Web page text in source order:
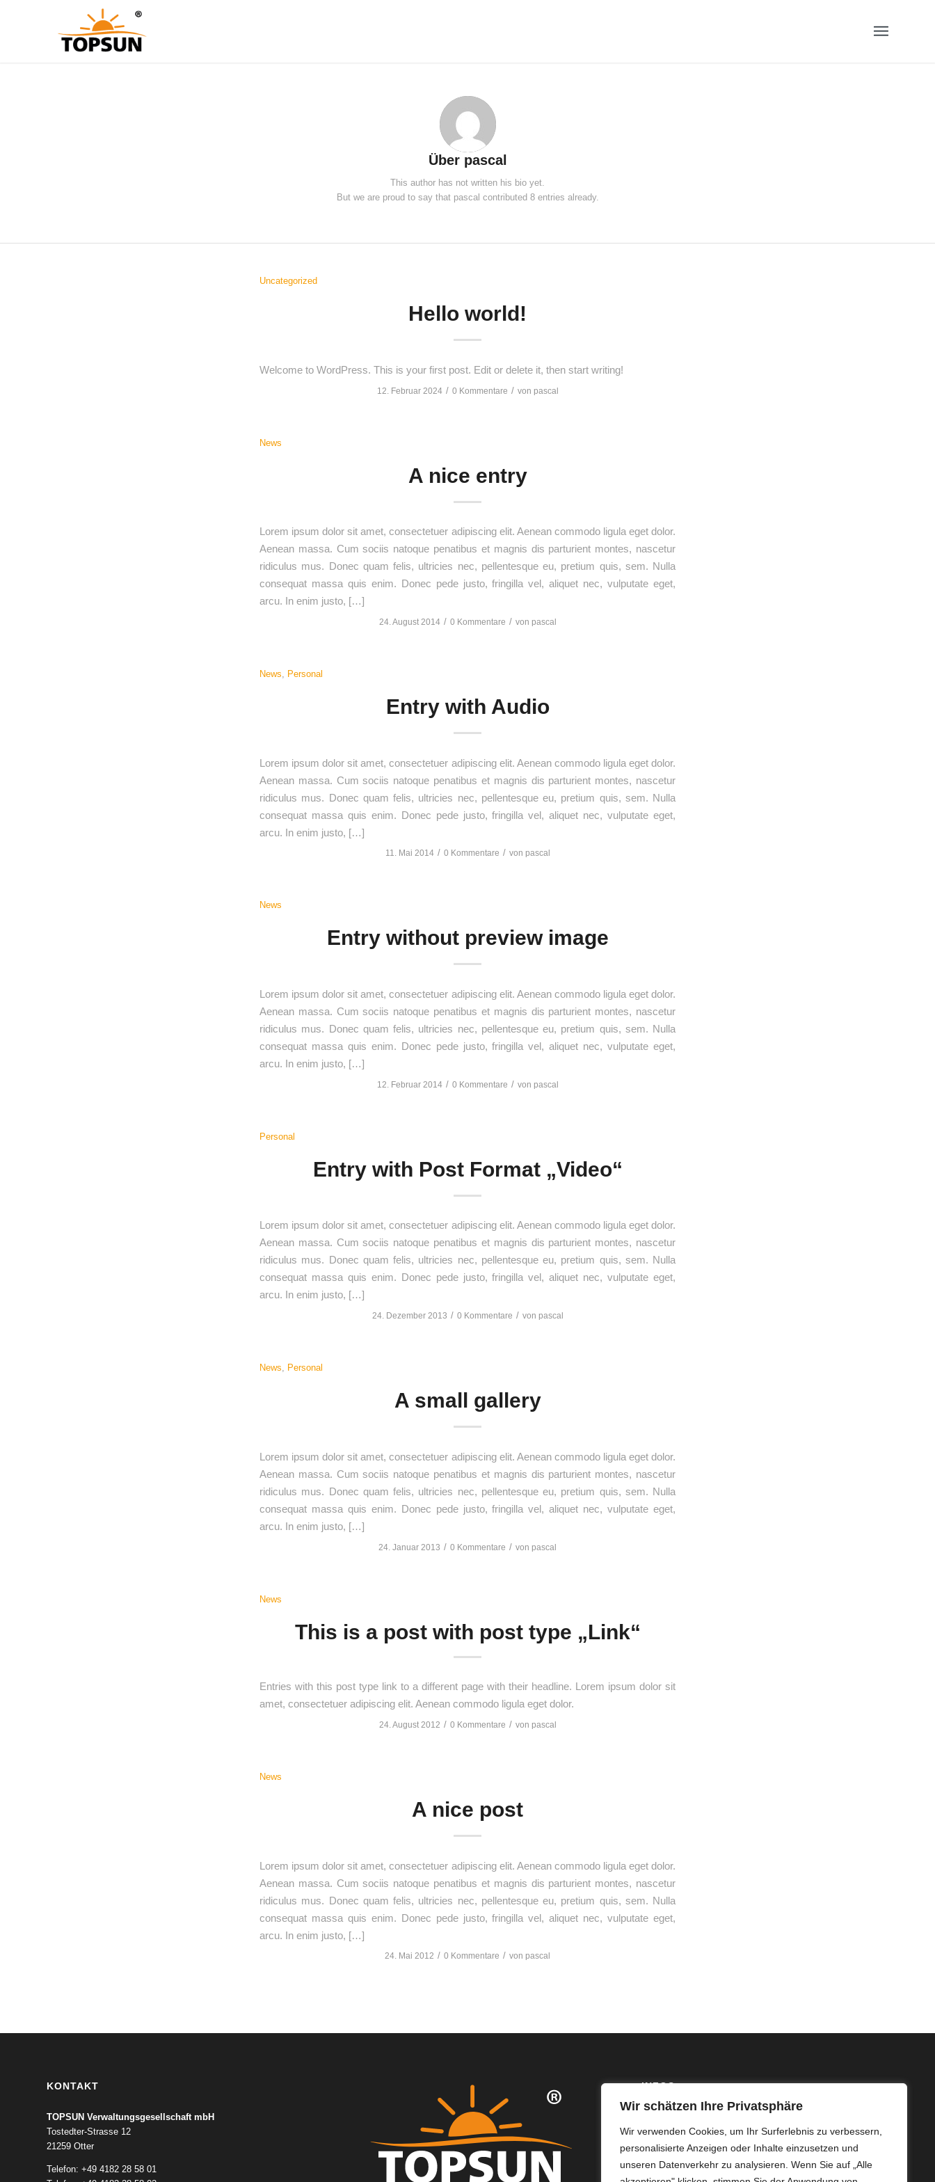
Wir schätzen Ihre Privatsphäre
Wir verwenden Cookies, um Ihr Surferlebnis zu verbessern,
personalisierte Anzeigen oder Inhalte einzusetzen und
unseren Datenverkehr zu analysieren. Wenn Sie auf „Alle
Über pascal
This author has not written his bio yet.
But we are proud to say that pascal contributed 8 entries already.
Uncategorized
Hello world!
Welcome to WordPress. This is your first post. Edit or delete it, then start writing!
12. Februar 2024 / 0 Kommentare / von pascal
News
A nice entry
Lorem ipsum dolor sit amet, consectetuer adipiscing elit. Aenean commodo ligula eget dolor.
Aenean massa. Cum sociis natoque penatibus et magnis dis parturient montes, nascetur
ridiculus mus. Donec quam felis, ultricies nec, pellentesque eu, pretium quis, sem. Nulla
consequat massa quis enim. Donec pede justo, fringilla vel, aliquet nec, vulputate eget,
arcu. In enim justo, […]
24. August 2014 / 0 Kommentare / von pascal
News Personal
Entry with Audio
Lorem ipsum dolor sit amet, consectetuer adipiscing elit. Aenean commodo ligula eget dolor.
Aenean massa. Cum sociis natoque penatibus et magnis dis parturient montes, nascetur
ridiculus mus. Donec quam felis, ultricies nec, pellentesque eu, pretium quis, sem. Nulla
consequat massa quis enim. Donec pede justo, fringilla vel, aliquet nec, vulputate eget,
arcu. In enim justo, […]
11. Mai 2014 / 0 Kommentare / von pascal
News
Entry without preview image
Lorem ipsum dolor sit amet, consectetuer adipiscing elit. Aenean commodo ligula eget dolor.
Aenean massa. Cum sociis natoque penatibus et magnis dis parturient montes, nascetur
ridiculus mus. Donec quam felis, ultricies nec, pellentesque eu, pretium quis, sem. Nulla
consequat massa quis enim. Donec pede justo, fringilla vel, aliquet nec, vulputate eget,
arcu. In enim justo, […]
12. Februar 2014 / 0 Kommentare / von pascal
Personal
Entry with Post Format „Video“
Lorem ipsum dolor sit amet, consectetuer adipiscing elit. Aenean commodo ligula eget dolor.
Aenean massa. Cum sociis natoque penatibus et magnis dis parturient montes, nascetur
ridiculus mus. Donec quam felis, ultricies nec, pellentesque eu, pretium quis, sem. Nulla
consequat massa quis enim. Donec pede justo, fringilla vel, aliquet nec, vulputate eget,
arcu. In enim justo, […]
24. Dezember 2013 / 0 Kommentare / von pascal
News, Personal
A small gallery
Lorem ipsum dolor sit amet, consectetuer adipiscing elit. Aenean commodo ligula eget dolor.
Aenean massa. Cum sociis natoque penatibus et magnis dis parturient montes, nascetur
ridiculus mus. Donec quam felis, ultricies nec, pellentesque eu, pretium quis, sem. Nulla
consequat massa quis enim. Donec pede justo, fringilla vel, aliquet nec, vulputate eget,
arcu. In enim justo, […]
24. Januar 2013 / 0 Kommentare / von pascal
News
This is a post with post type „Link“
Entries with this post type link to a different page with their headline. Lorem ipsum dolor sit
amet, consectetuer adipiscing elit. Aenean commodo ligula eget dolor.
24. August 2012 / 0 Kommentare / von pascal
News
A nice post
Lorem ipsum dolor sit amet, consectetuer adipiscing elit. Aenean commodo ligula eget dolor.
Aenean massa. Cum sociis natoque penatibus et magnis dis parturient montes, nascetur
ridiculus mus. Donec quam felis, ultricies nec, pellentesque eu, pretium quis, sem. Nulla
consequat massa quis enim. Donec pede justo, fringilla vel, aliquet nec, vulputate eget,
arcu. In enim justo, […]
24. Mai 2012 / 0 Kommentare / von pascal
KONTAKT
TOPSUN Verwaltungsgesellschaft mbH
Tostedter-Strasse 12
21259 Otter
Telefon: +49 4182 28 58 01
INFOS
Serviceleistungen sichern wir eine effiziente kaufmännische
Betriebsführung Ihrer Photovoltaikanlage.